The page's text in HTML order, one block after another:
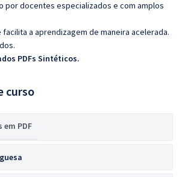
por docentes especializados e com amplos
a aprendizagem de maneira acelerada.
PDFs Sintéticos.
curso
em PDF